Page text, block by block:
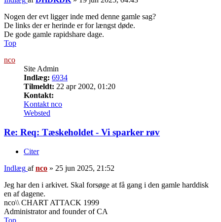
Nogen der evt ligger inde med denne gamle sag?
De links der er herinde er for længst døde.
De gode gamle rapidshare dage.
Top
nco
Site Admin
Indlæg: 6934
Tilmeldt: 22 apr 2002, 01:20
Kontakt:
Kontakt nco
Websted
Re: Req: Tæskeholdet - Vi sparker røv
Citer
Indlæg afnco » 25 jun 2025, 21:52
Jeg har den i arkivet. Skal forsøge at få gang i den gamle harddisk
en af dagene.
nco\\ CHART ATTACK 1999
Administrator and founder of CA
Top